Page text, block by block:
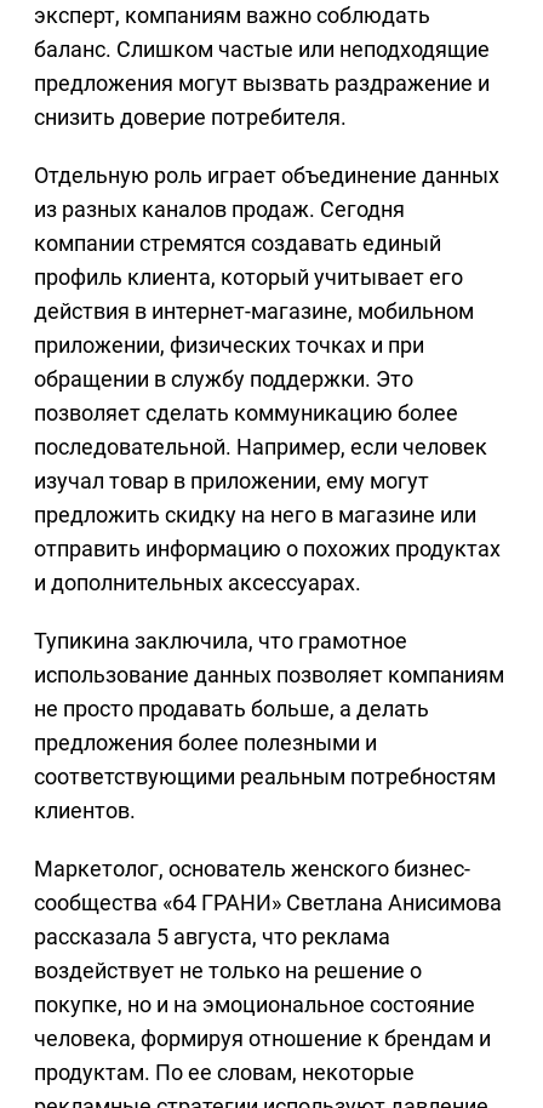
эксперт, компаниям важно соблюдать
баланс. Слишком частые или неподходящие
предложения могут вызвать раздражение и
снизить доверие потребителя.
Отдельную роль играет объединение данных
из разных каналов продаж. Сегодня
компании стремятся создавать единый
профиль клиента, который учитывает его
действия в интернет-магазине, мобильном
приложении, физических точках и при
обращении в службу поддержки. Это
позволяет сделать коммуникацию более
последовательной. Например, если человек
изучал товар в приложении, ему могут
предложить скидку на него в магазине или
отправить информацию о похожих продуктах
и дополнительных аксессуарах.
Тупикина заключила, что грамотное
использование данных позволяет компаниям
не просто продавать больше, а делать
предложения более полезными и
соответствующими реальным потребностям
клиентов.
Маркетолог, основатель женского бизнес-
сообщества «64 ГРАНИ» Светлана Анисимова
рассказала 5 августа, что реклама
воздействует не только на решение о
покупке, но и на эмоциональное состояние
человека, формируя отношение к брендам и
продуктам. По ее словам, некоторые